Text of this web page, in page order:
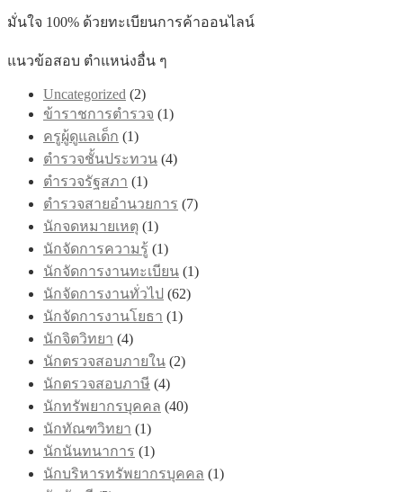
มั่นใจ 100% ด้วยทะเบียนการค้าออนไลน์
แนวข้อสอบ ตำแหน่งอื่น ๆ
Uncategorized (2)
ข้าราชการตำรวจ (1)
ครูผู้ดูแลเด็ก (1)
ตำรวจชั้นประทวน (4)
ตำรวจรัฐสภา (1)
ตำรวจสายอำนวยการ (7)
นักจดหมายเหตุ (1)
นักจัดการความรู้ (1)
นักจัดการงานทะเบียน (1)
นักจัดการงานทั่วไป (62)
นักจัดการงานโยธา (1)
นักจิตวิทยา (4)
นักตรวจสอบภายใน (2)
นักตรวจสอบภาษี (4)
นักทรัพยากรบุคคล (40)
นักทัณฑวิทยา (1)
นักนันทนาการ (1)
นักบริหารทรัพยากรบุคคล (1)